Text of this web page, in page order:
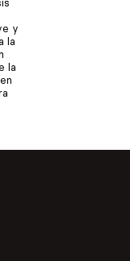
y
la
la